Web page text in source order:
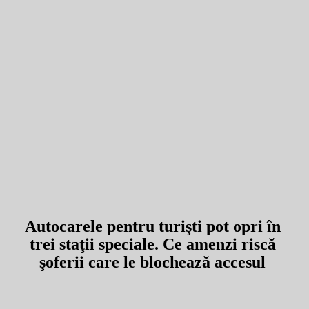
Autocarele pentru turişti pot opri în
trei staţii speciale. Ce amenzi riscă
şoferii care le blochează accesul